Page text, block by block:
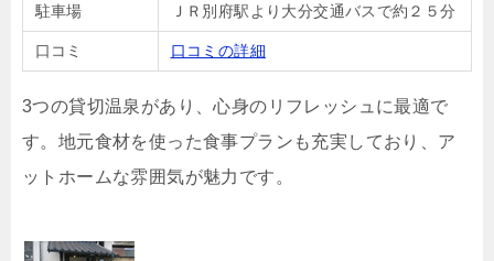
駐車場 ＪＲ別府駅より大分交通バスで約２５分
口コミ 口コミの詳細
3つの貸切温泉があり、心身のリフレッシュに最適で
す。地元食材を使った食事プランも充実しており、ア
ットホームな雰囲気が魅力です。